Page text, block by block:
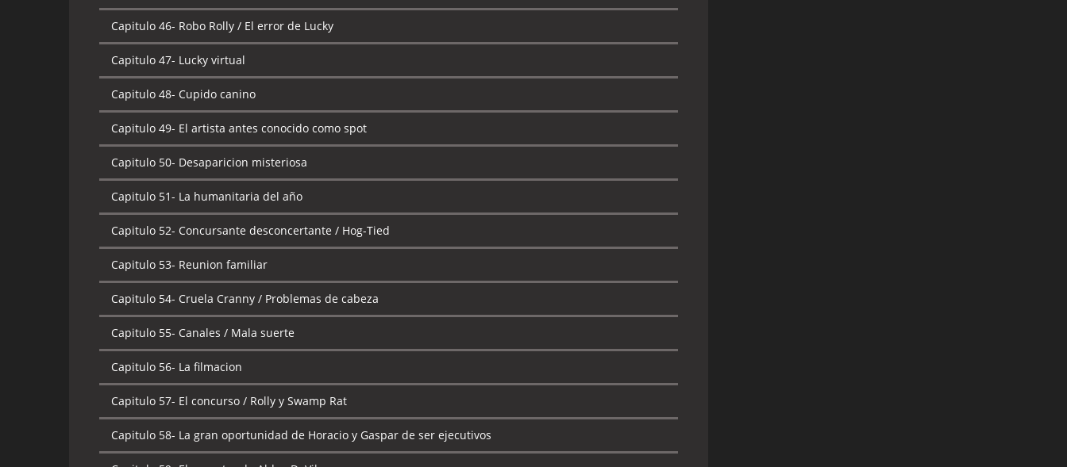
Capitulo 46- Robo Rolly / El error de Lucky
Capitulo 47- Lucky virtual
Capitulo 48- Cupido canino
Capitulo 49- El artista antes conocido como spot
Capitulo 50- Desaparicion misteriosa
Capitulo 51- La humanitaria del año
Capitulo 52- Concursante desconcertante / Hog-Tied
Capitulo 53- Reunion familiar
Capitulo 54- Cruela Cranny / Problemas de cabeza
Capitulo 55- Canales / Mala suerte
Capitulo 56- La filmacion
Capitulo 57- El concurso / Rolly y Swamp Rat
Capitulo 58- La gran oportunidad de Horacio y Gaspar de ser ejecutivos